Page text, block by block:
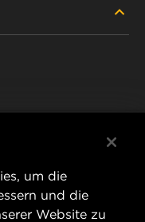
um die
und die
Website zu